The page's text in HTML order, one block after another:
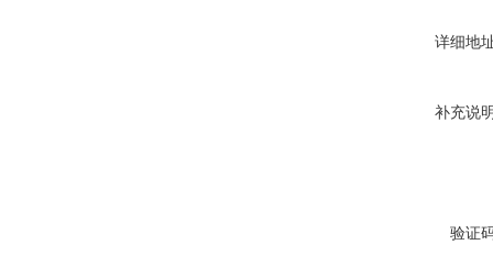
详细地
补充说
验证